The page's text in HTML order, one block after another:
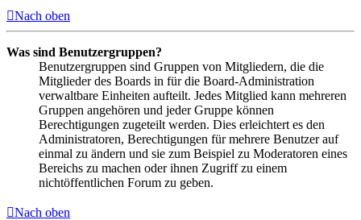
Nach oben
Was sind Benutzergruppen?
Benutzergruppen sind Gruppen von Mitgliedern, die die
Mitglieder des Boards in für die Board-Administration
verwaltbare Einheiten aufteilt. Jedes Mitglied kann mehreren
Gruppen angehören und jeder Gruppe können
Berechtigungen zugeteilt werden. Dies erleichtert es den
Administratoren, Berechtigungen für mehrere Benutzer auf
einmal zu ändern und sie zum Beispiel zu Moderatoren eines
Bereichs zu machen oder ihnen Zugriff zu einem
nichtöffentlichen Forum zu geben.
Nach oben